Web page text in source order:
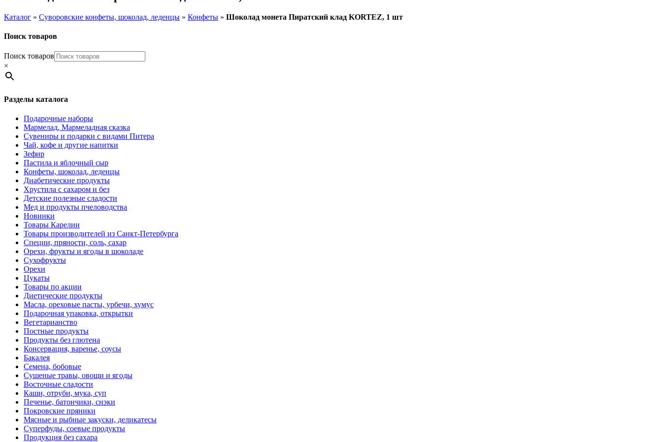
Каталог » Суворовские конфеты, шоколад, леденцы » Конфеты » Шоколад монета Пиратский клад KORTEZ, 1 шт
Поиск товаров
Поиск товаров
×
Разделы каталога
Подарочные наборы
Мармелад, Мармеладная сказка
Сувениры и подарки с видами Питера
Чай, кофе и другие напитки
Зефир
Пастила и яблочный сыр
Конфеты, шоколад, леденцы
Диабетические продукты
Хрустила с сахаром и без
Детские полезные сладости
Мед и продукты пчеловодства
Новинки
Товары Карелии
Товары производителей из Санкт-Петербурга
Специи, пряности, соль, сахар
Орехи, фрукты и ягоды в шоколаде
Сухофрукты
Орехи
Цукаты
Товары по акции
Диетические продукты
Масла, ореховые пасты, урбечи, хумус
Подарочная упаковка, открытки
Вегетарианство
Постные продукты
Продукты без глютена
Консервация, варенье, соусы
Бакалея
Семена, бобовые
Сушеные травы, овощи и ягоды
Восточные сладости
Каши, отруби, мука, суп
Печенье, батончики, снэки
Покровские пряники
Мясные и рыбные закуски, деликатесы
Суперфуды, соевые продукты
Продукция без сахара